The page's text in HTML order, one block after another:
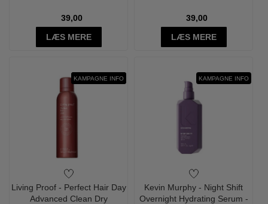
39,00
LÆS MERE
39,00
LÆS MERE
LIMITED EDITION
KAMPAGNE INFO
Living Proof - Perfect Hair Day
Advanced Clean Dry
KAMPAGNE INFO
Kevin Murphy - Night Shift
Overnight Hydrating Serum -